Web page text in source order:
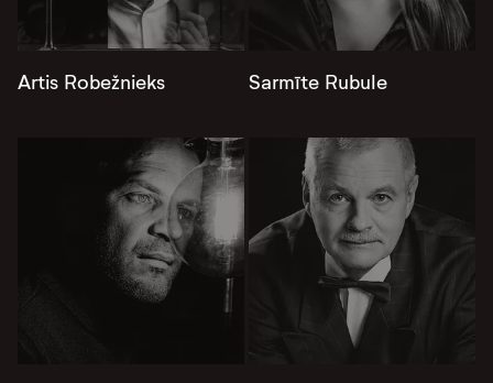
Artis Robežnieks Sarmīte Rubule